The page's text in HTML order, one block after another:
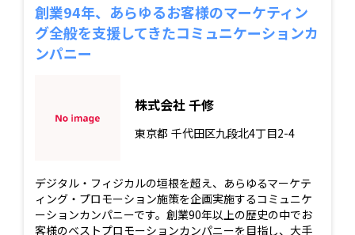
創業94年、あらゆるお客様のマーケティン
グ全般を支援してきたコミュニケーションカ
ンパニー
株式会社 千修
東京都 千代田区九段北4丁目2-4
デジタル・フィジカルの垣根を超え、あらゆるマーケテ
ィング・プロモーション施策を企画実施するコミュニケ
ーションカンパニーです。創業90年以上の歴史の中でお
客様のベストプロモーションカンパニーを目指し、大手